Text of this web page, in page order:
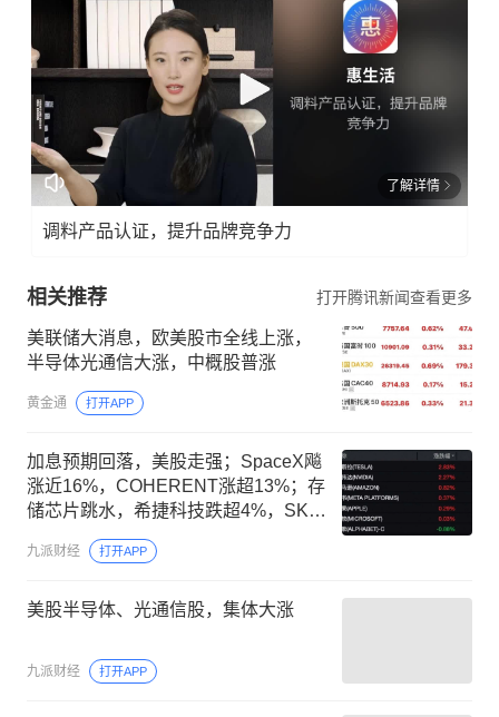
了解详情
调料产品认证，提升品牌竞争力
相关推荐 打开腾讯新闻查看更多
美联储大消息，欧美股市全线上涨，
半导体光通信大涨，中概股普涨
黄金通 打开APP
加息预期回落，美股走强；SpaceX飚
涨近16%，COHERENT涨超13%；存
储芯片跳水，希捷科技跌超4%，SK海
力士、西部数据、闪迪跌超3%
九派财经 打开APP
美股半导体、光通信股，集体大涨
九派财经 打开APP